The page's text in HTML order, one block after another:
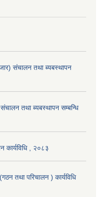
संचालन तथा ब्यबस्थापन
तथा ब्यबस्थापन सम्बन्धि
कार्यविधि , २०८३
तथा परिचालन ) कार्यविधि